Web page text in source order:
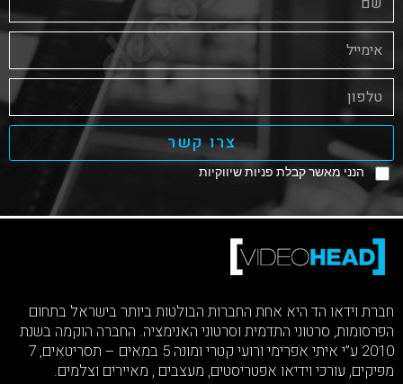
הנני מאשר קבלת פניות שיווקיות
צרו קשר
חברת וידאו הד היא אחת החברות הבולטות ביותר בישראל בתחום
הפרסומות, סרטוני התדמית וסרטוני האנימציה. החברה הוקמה בשנת
2010 ע”י איתי אפרימי ורועי קטרי ומונה 5 במאים – תסריטאים, 7
מפיקים, עורכי וידיאו אפטריסטים, מעצבים , מאיירים וצלמים.